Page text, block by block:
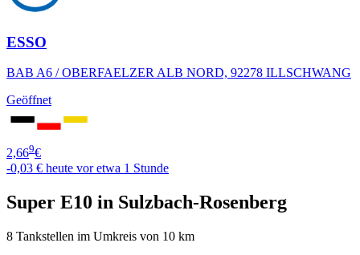
ESSO
BAB A6 / OBERFAELZER ALB NORD, 92278 ILLSCHWANG
Geöffnet
2,669€
-0,03 € heute vor etwa 1 Stunde
Super E10 in Sulzbach-Rosenberg
8 Tankstellen im Umkreis von 10 km